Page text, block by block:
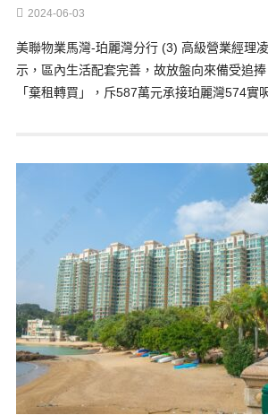
2024-06-03
美聯物業馬灣-珀麗灣分行 (3) 高級營業經理
示，區內生活配套完善，故放盤向來備受追
「棄租轉買」，斥587萬元承接珀麗灣574